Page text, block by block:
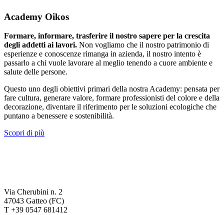
Academy Oikos
Formare, informare, trasferire il nostro sapere per la crescita
degli addetti ai lavori. Non vogliamo che il nostro patrimonio di
esperienze e conoscenze rimanga in azienda, il nostro intento è
passarlo a chi vuole lavorare al meglio tenendo a cuore ambiente e
salute delle persone.
Questo uno degli obiettivi primari della nostra Academy: pensata per
fare cultura, generare valore, formare professionisti del colore e della
decorazione, diventare il riferimento per le soluzioni ecologiche che
puntano a benessere e sostenibilità.
Scopri di più
Via Cherubini n. 2
47043 Gatteo (FC)
T +39 0547 681412